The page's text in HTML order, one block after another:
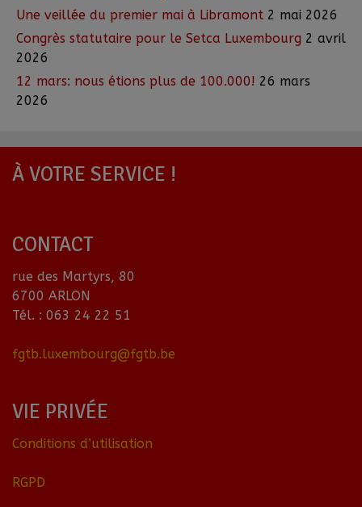
Une veillée du premier mai à Libramont 2 mai 2026
Congrès statutaire pour le Setca Luxembourg 2 avril
2026
12 mars: nous étions plus de 100.000! 26 mars
2026
À VOTRE SERVICE !
CONTACT
rue des Martyrs, 80
6700 ARLON
Tél. : 063 24 22 51
fgtb.luxembourg@fgtb.be
VIE PRIVÉE
Conditions d’utilisation
RGPD